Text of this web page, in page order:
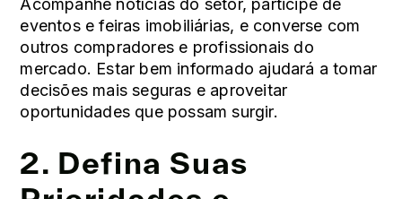
Acompanhe notícias do setor, participe de
eventos e feiras imobiliárias, e converse com
outros compradores e profissionais do
mercado. Estar bem informado ajudará a tomar
decisões mais seguras e aproveitar
oportunidades que possam surgir.
2. Defina Suas